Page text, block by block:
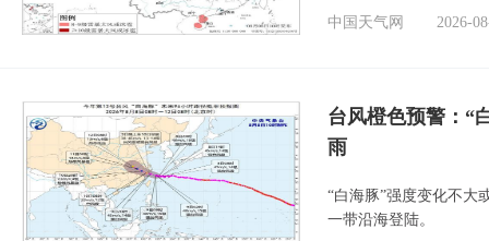
中国天气网 2026-
台风橙色预警：“
雨
“白海豚”强度变化不大
一带沿海登陆。